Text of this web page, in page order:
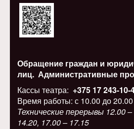
Обращение граждан и
лиц. Административные
Кассы театра: +375 17 243-10-
Время работы: с 10.00 до
Технические перерывы 12.00
14.20, 17.00 – 17.15